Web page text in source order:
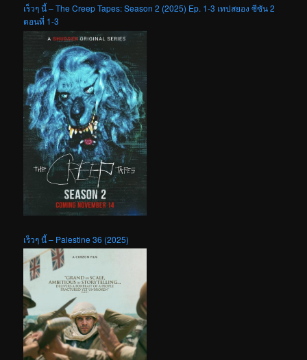
เร็วๆ นี้ – The Creep Tapes: Season 2 (2025) Ep. 1-3 เทปสยอง ซีซัน 2
ตอนที่ 1-3
เร็วๆ นี้ – Palestine 36 (2025)